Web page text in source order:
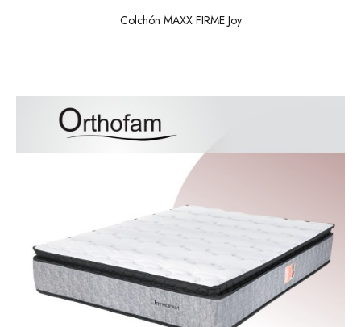
Colchón MAXX FIRME Joy